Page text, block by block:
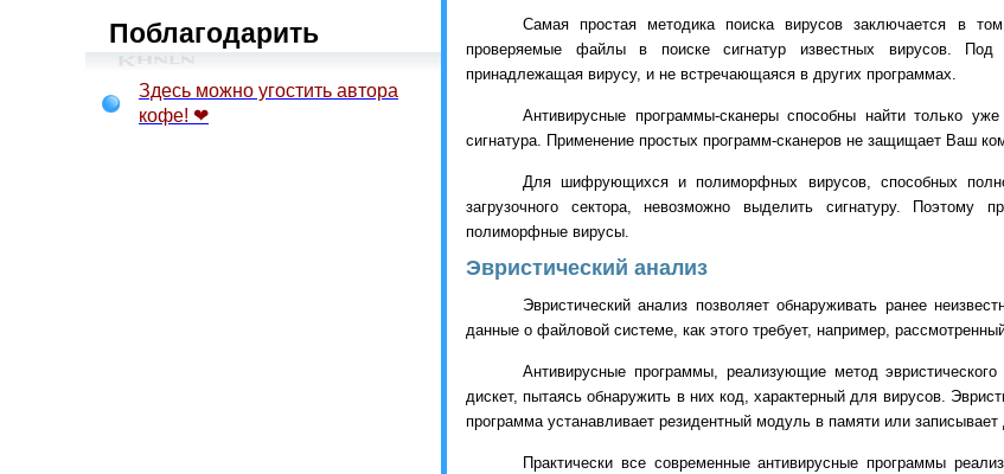
Поблагодарить
Здесь можно угостить автора
кофе! ❤
Самая простая методика поиска вирусов заключается в
проверяемые файлы в поиске сигнатур известных вирусов. Под
принадлежащая вирусу, и не встречающаяся в других программах.
Антивирусные программы-сканеры способны найти только
сигнатура. Применение простых программ-сканеров не защищает Ваш
Для шифрующихся и полиморфных вирусов, способных
загрузочного сектора, невозможно выделить сигнатуру. Поэтому
полиморфные вирусы.
Эвристический анализ
Эвристический анализ позволяет обнаруживать ранее
данные о файловой системе, как этого требует, например,
Антивирусные программы, реализующие метод
дискет, пытаясь обнаружить в них код, характерный для вирусов.
программа устанавливает резидентный модуль в памяти или
Практически все современные антивирусные программы